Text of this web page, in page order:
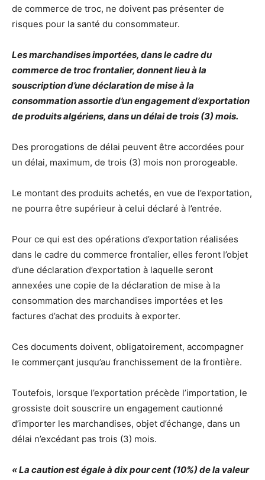
de commerce de troc, ne doivent pas présenter de
risques pour la santé du consommateur.
Les marchandises importées, dans le cadre du
commerce de troc frontalier, donnent lieu à la
souscription d’une déclaration de mise à la
consommation assortie d’un engagement d’exportation
de produits algériens, dans un délai de trois (3) mois.
Des prorogations de délai peuvent être accordées pour
un délai, maximum, de trois (3) mois non prorogeable.
Le montant des produits achetés, en vue de l’exportation,
ne pourra être supérieur à celui déclaré à l’entrée.
Pour ce qui est des opérations d’exportation réalisées
dans le cadre du commerce frontalier, elles feront l’objet
d’une déclaration d’exportation à laquelle seront
annexées une copie de la déclaration de mise à la
consommation des marchandises importées et les
factures d’achat des produits à exporter.
Ces documents doivent, obligatoirement, accompagner
le commerçant jusqu’au franchissement de la frontière.
Toutefois, lorsque l’exportation précède l’importation, le
grossiste doit souscrire un engagement cautionné
d’importer les marchandises, objet d’échange, dans un
délai n’excédant pas trois (3) mois.
« La caution est égale à dix pour cent (10%) de la valeur